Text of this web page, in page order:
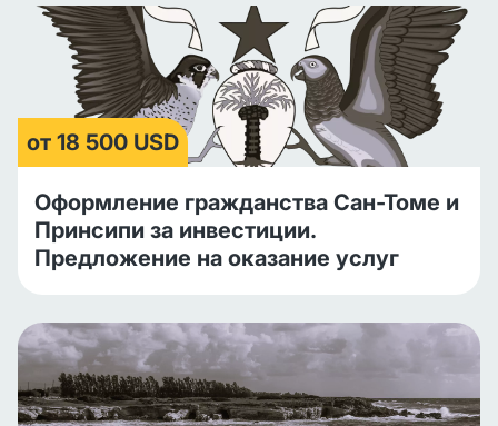
от 18 500 USD
Оформление гражданства Сан-Томе и
Принсипи за инвестиции.
Предложение на оказание услуг